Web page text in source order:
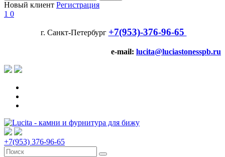
Новый клиент Регистрация
1 0
г. Санкт-Петербург +7(953)-376-96-65
e-mail: lucita@luciastonesspb.ru
+7(953) 376-96-65